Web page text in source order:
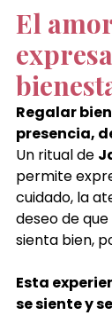
El
Regalar
presencia,
Un ritual de
permite
cuidado, la
deseo de
sienta bien,
Esta
se siente y